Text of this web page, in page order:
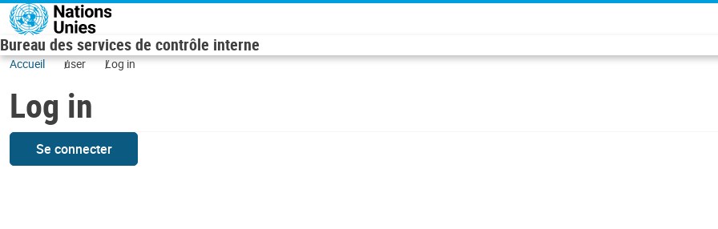
Skip to main content
Bureau des services de contrôle interne
Accueil user Log in
Log in
Se connecter